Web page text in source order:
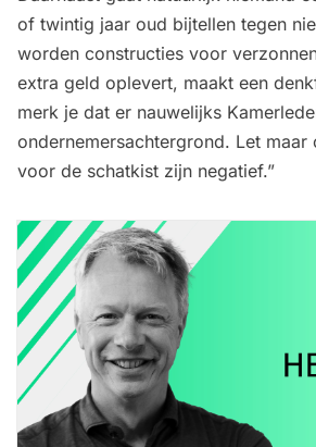
of twintig jaar oud bijtellen tegen
worden constructies voor
extra geld oplevert, maakt een
merk je dat er nauwelijks
ondernemersachtergrond. Let
voor de schatkist zijn negatief.”